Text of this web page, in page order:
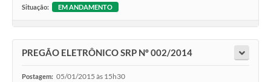
Situação: EM ANDAMENTO
PREGÃO ELETRÔNICO SRP Nº 002/2014
Postagem: 05/01/2015 às 15h30